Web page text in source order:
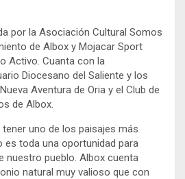
por la Asociación Cultural Somos
de Albox y Mojacar Sport
Activo. Cuanta con la
Diocesano del Saliente y los
Aventura de Oria y el Club de
de Albox.
uno de los paisajes más
es toda una oportunidad para
nuestro pueblo. Albox cuenta
natural muy valioso que con